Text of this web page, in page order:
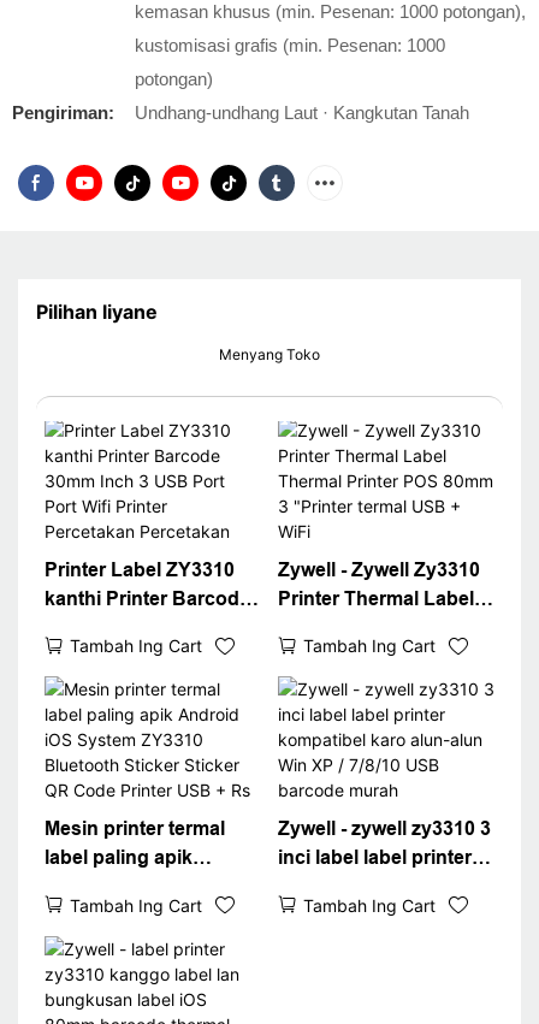
kemasan khusus (min. Pesenan: 1000 potongan),
kustomisasi grafis (min. Pesenan: 1000
potongan)
Pengiriman:
Undhang-undhang Laut · Kangkutan Tanah
Pilihan liyane
Menyang Toko
Printer Label ZY3310
kanthi Printer Barcode
Port Wifi Printer
Percetakan Percetakan
Tambah Ing Cart
Zywell - Zywell Zy3310
Printer Thermal Label
80mm 3 "Printer termal
USB + WiFi
Tambah Ing Cart
Mesin printer termal
label paling apik
ZY3310 Bluetooth
Sticker Sticker QR
Code Printer USB + Rs
Tambah Ing Cart
Zywell - zywell zy3310 3
inci label label printer
alun Win XP / 7/8/10
Tambah Ing Cart